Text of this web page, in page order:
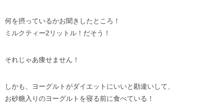
何を摂っているかお聞きしたところ！
ミルクティー2リットル！だそう！
それじゃあ痩せません！
しかも、ヨーグルトがダイエットにいいと勘違いして、
お砂糖入りのヨーグルトを寝る前に食べている！